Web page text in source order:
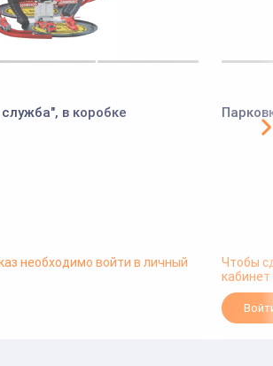
в коробке
необходимо войти в личный
Чтобы
кабинет